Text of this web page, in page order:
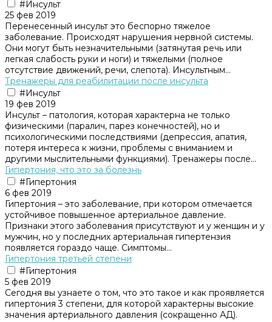
#Инсульт
25 фев 2019
Перенесенный инсульт это беспорно тяжелое
заболевание. Происходят нарушения нервной системы.
Они могут быть незначительными (затянутая речь или
легкая слабость руки и ноги) и тяжелыми (полное
отсутствие движений, речи, слепота). Инсультным...
Тренажеры для реабилитации после инсульта
#Инсульт
19 фев 2019
Инсульт – патология, которая характерна не только
физическими (паралич, парез конечностей), но и
психологическими последствиями (депрессия, апатия,
потеря интереса к жизни, проблемы с вниманием и
другими мыслительными функциями). Тренажеры после...
Гипертония, что это за болезнь
#Гипертония
6 фев 2019
Гипертония – это заболевание, при котором отмечается
устойчивое повышенное артериальное давление.
Признаки этого заболевания присутствуют и у женщин и у
мужчин, но у последних артериальная гипертензия
появляется гораздо чаще. Симптомы...
Гипертония третьей степени
#Гипертония
5 фев 2019
Сегодня вы узнаете о том, что это такое и как проявляется
гипертония 3 степени, для которой характерны высокие
значения артериального давления (сокращенно АД).